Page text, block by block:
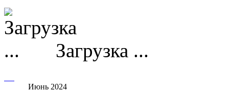
Загрузка ...
Июнь 2024